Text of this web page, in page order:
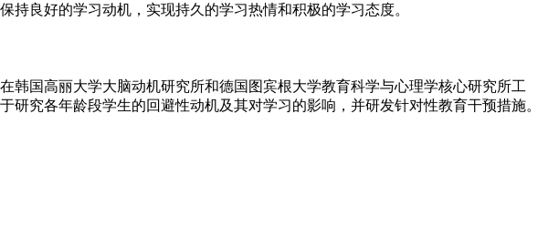
良好的学习动机，实现持久的学习热情和积极的学习态度。
国高丽大学大脑动机研究所和德国图宾根大学教育科学与心理学核心研究所工
究各年龄段学生的回避性动机及其对学习的影响，并研发针对性教育干预措施。